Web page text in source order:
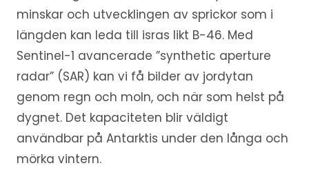
minskar och utvecklingen av sprickor som i
längden kan leda till isras likt B-46. Med
Sentinel-1 avancerade ”synthetic aperture
radar” (SAR) kan vi få bilder av jordytan
genom regn och moln, och när som helst på
dygnet. Det kapaciteten blir väldigt
användbar på Antarktis under den långa och
mörka vintern.